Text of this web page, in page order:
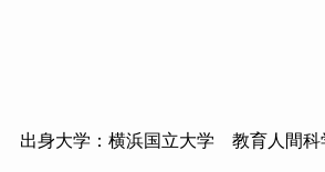
出身大学：横浜国立大学 教育人間科